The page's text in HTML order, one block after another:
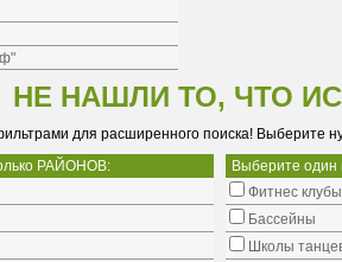
НЕ НАШЛИ ТО, ЧТО
для расширенного поиска! Выберите
РАЙОНОВ:
Выберите
Фитнес клубы
Бассейны
Школы